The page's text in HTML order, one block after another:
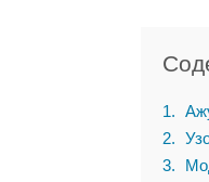
1
2
3